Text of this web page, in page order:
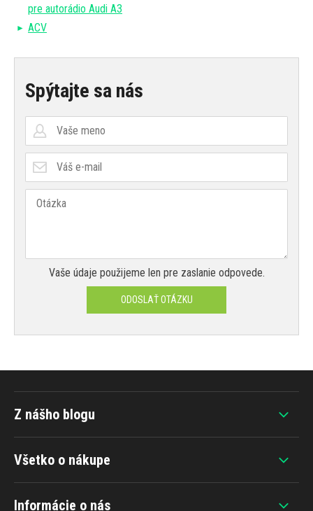
pre autorádio Audi A3
ACV
Spýtajte sa nás
Vaše údaje použijeme len pre zaslanie odpovede.
ODOSLAŤ OTÁZKU
Všetko o nákupe
Informácie o nás
Z nášho blogu